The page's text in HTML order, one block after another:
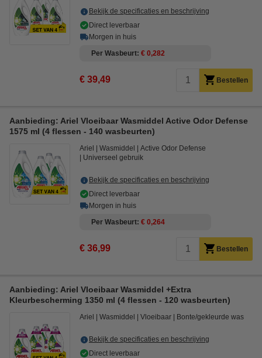
Bekijk de specificaties en beschrijving
Direct leverbaar
Morgen in huis
Per Wasbeurt € 0,282
€ 39,49 Bestellen
Aanbieding: Ariel Vloeibaar Wasmiddel Active Odor Defense
1575 ml (4 flessen - 140 wasbeurten)
Ariel Wasmiddel
Active Odor Defense
Universeel gebruik
Bekijk de specificaties en beschrijving
Direct leverbaar
Morgen in huis
Per Wasbeurt € 0,264
€ 36,99 Bestellen
Aanbieding: Ariel Vloeibaar Wasmiddel +Extra
Kleurbescherming 1350 ml (4 flessen - 120 wasbeurten)
Ariel Wasmiddel Vloeibaar Bonte/gekleurde was
Bekijk de specificaties en beschrijving
Direct leverbaar